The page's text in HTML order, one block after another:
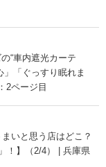
“車内遮光カーテ
「ぐっすり眠れま
2ページ目
いと思う店はどこ？
！】（2/4） | 兵庫県